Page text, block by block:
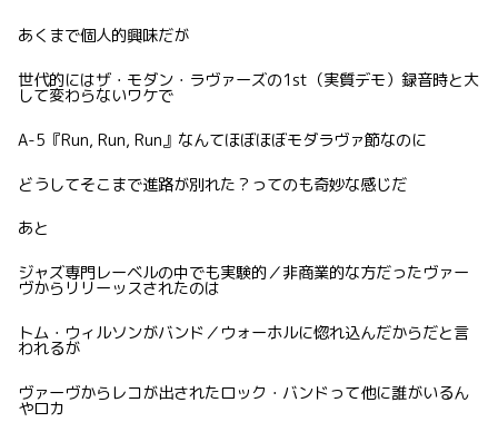
あくまで個人的興味だが
世代的にはザ・モダン・ラヴァーズの1st（実質デモ）録音時と大
して変わらないワケで
A-5『Run, Run, Run』なんてほぼほぼモダラヴァ節なのに
どうしてそこまで進路が別れた？ってのも奇妙な感じだ
あと
ジャズ専門レーベルの中でも実験的／非商業的な方だったヴァー
ヴからリリーッスされたのは
トム・ウィルソンがバンド／ウォーホルに惚れ込んだからだと言
われるが
ヴァーヴからレコが出されたロック・バンドって他に誰がいるん
やロカ